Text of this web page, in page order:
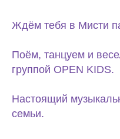
Ждём тебя в Мисти
Поём, танцуем и
группой OPEN KIDS.
Настоящий
семьи.